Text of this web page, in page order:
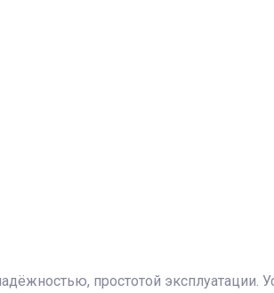
простотой эксплуатации.